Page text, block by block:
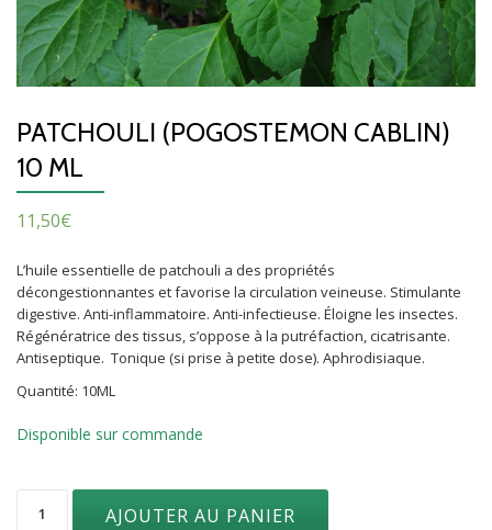
PATCHOULI (POGOSTEMON CABLIN)
10 ML
11,50€
L’huile essentielle de patchouli a des propriétés
décongestionnantes et favorise la circulation veineuse. Stimulante
digestive. Anti-inflammatoire. Anti-infectieuse. Éloigne les insectes.
Régénératrice des tissus, s’oppose à la putréfaction, cicatrisante.
Antiseptique. Tonique (si prise à petite dose). Aphrodisiaque.
Quantité: 10ML
Disponible sur commande
AJOUTER AU PANIER